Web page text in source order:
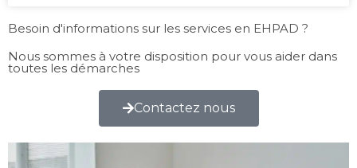
Besoin d'informations sur les services en EHPAD ?
Nous sommes à votre disposition pour vous aider dans
toutes les démarches
Contactez nous